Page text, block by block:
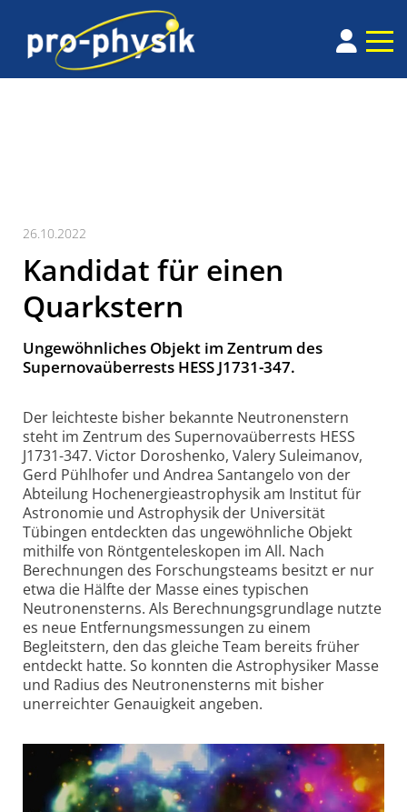
26.10.2022
Kandidat für einen
Quarkstern
Ungewöhnliches Objekt im Zentrum des
Supernovaüberrests HESS J1731-347.
Der leichteste bisher bekannte Neutronenstern
steht im Zentrum des Supernova­überrests HESS
J1731-347. Victor Doroshenko, Valery Suleimanov,
Gerd Pühlhofer und Andrea Santangelo von der
Abteilung Hochenergie­astrophysik am Institut für
Astronomie und Astrophysik der Universität
Tübingen entdeckten das ungewöhnliche Objekt
mithilfe von Röntgen­teleskopen im All. Nach
Berechnungen des Forschungs­teams besitzt er nur
etwa die Hälfte der Masse eines typischen
Neutronensterns. Als Berechnungs­grundlage nutzte
es neue Entfernungs­messungen zu einem
Begleitstern, den das gleiche Team bereits früher
entdeckt hatte. So konnten die Astrophysiker Masse
und Radius des Neutronen­sterns mit bisher
unerreichter Genauigkeit angeben.